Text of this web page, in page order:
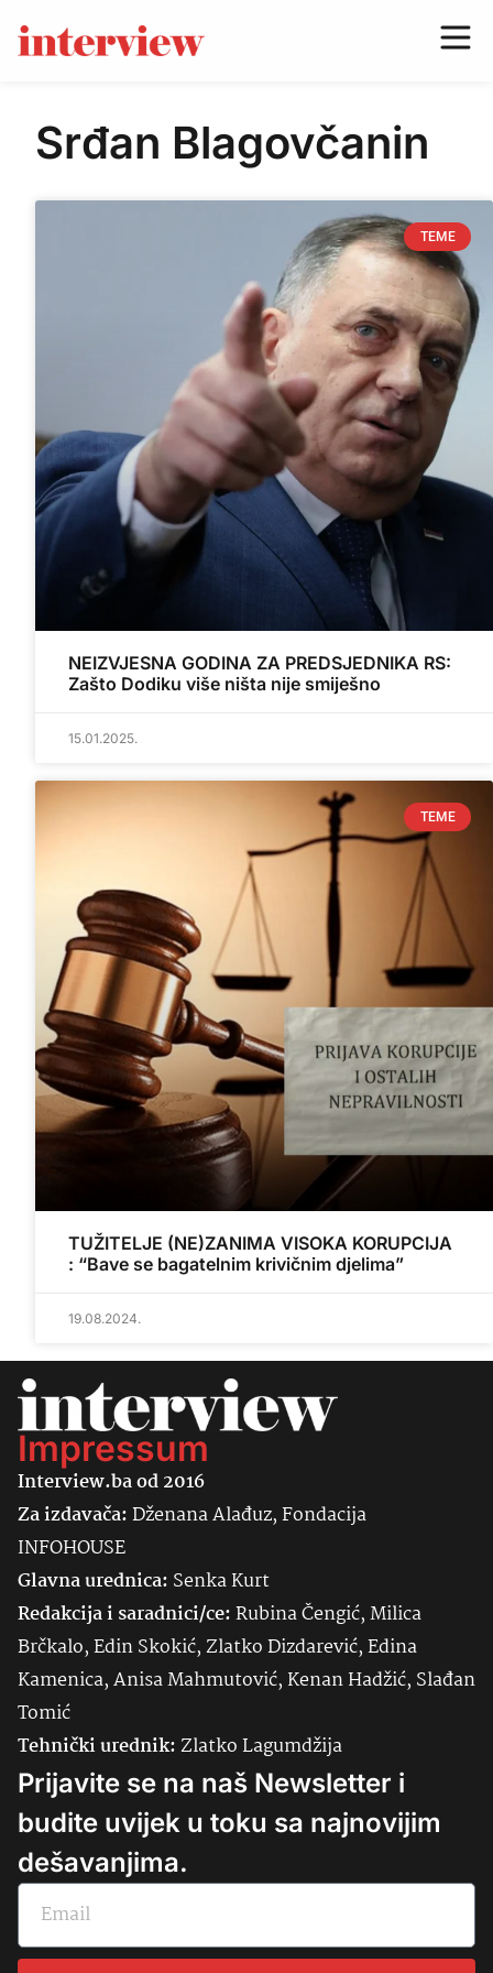
Srđan Blagovčanin
TEME
NEIZVJESNA GODINA ZA PREDSJEDNIKA RS:
Zašto Dodiku više ništa nije smiješno
15.01.2025.
TEME
TUŽITELJE (NE)ZANIMA VISOKA KORUPCIJA
: “Bave se bagatelnim krivičnim djelima”
19.08.2024.
Impressum
Interview.ba od 2016
Za izdavača:Dženana Alađuz, Fondacija
INFOHOUSE
Glavna urednica: SenkaKurt
Redakcija i saradnici/ce:Rubina Čengić, Milica
Brčkalo, Edin Skokić, Zlatko Dizdarević, Edina
Kamenica, Anisa Mahmutović, Kenan Hadžić, Slađan
Tomić
Tehnički urednik:Zlatko Lagumdžija
Prijavite se na naš Newsletter i
budite uvijek u toku sa najnovijim
dešavanjima.